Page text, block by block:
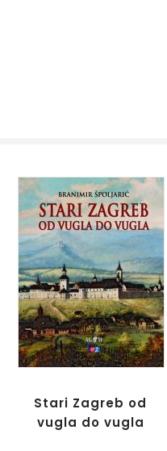
Stari Zagreb od
vugla do vugla